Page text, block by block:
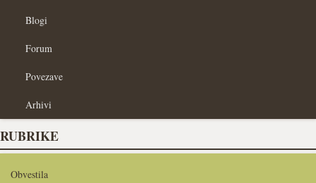
Blogi
Forum
Povezave
Arhivi
RUBRIKE
Obvestila